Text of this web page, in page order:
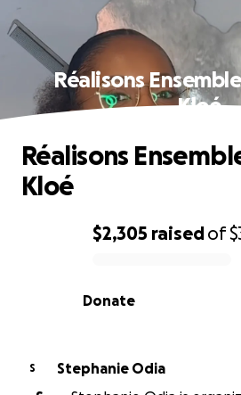
Réalisons
Kloé
0% complete
$2,305 raisedof
Donate
Réalisons
Kloé
S
Stephanie Odia